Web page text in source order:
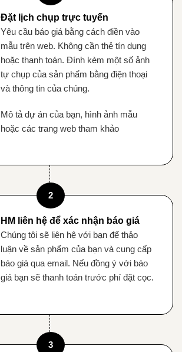
Đặt lịch chụp trực tuyến
Yêu cầu báo giá bằng cách điền vào
mẫu trên web. Không cần thẻ tín dụng
hoặc thanh toán. Đính kèm một số ảnh
tự chụp của sản phẩm bằng điện thoại
và thông tin của chúng.
Mô tả dự án của bạn, hình ảnh mẫu
hoặc các trang web tham khảo
HM liên hệ để xác nhận báo giá
Chúng tôi sẽ liên hệ với bạn để thảo
luận về sản phẩm của bạn và cung cấp
báo giá qua email. Nếu đồng ý với báo
giá bạn sẽ thanh toán trước phí đặt cọc.
2
3